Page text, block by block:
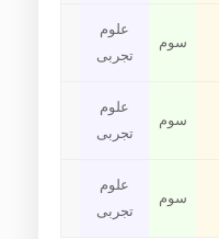
سوم
علوم
تجربی
سوم
علوم
تجربی
سوم
علوم
تجربی